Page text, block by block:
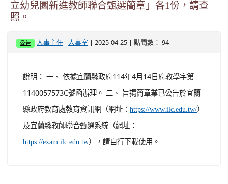
立幼兒園新進教師聯合甄選簡章」各1份，請查
照。
公告 人事主任 - 人事室 | 2025-04-25 | 點閱數： 94
說明： 一、 依據宜蘭縣政府114年4月14日府教學字第
1140057573C號函辦理。 二、 旨揭簡章業已公告於宜蘭
縣政府教育處教育資訊網（網址： https://www.ilc.edu.tw/）
及宜蘭縣教師聯合甄選系統（網址：
https://exam.ilc.edu.tw），請自行下載使用。